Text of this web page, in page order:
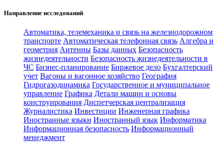
Направление исследований
Автоматика, телемеханика и связь на железнодорожном
транспорте Автоматическая телефонная связь Алгебра и
геометрия Антенны Базы данных Безопасность
жизнедеятельности Безопасность жизнедеятельности в
ЧС Бизнес-планирование Биржевое дело Бухгалтерский
учет Вагоны и вагонное хозяйство География
Гидрогазодинамика Государственное и муниципальное
управление Графика Детали машин и основы
конструирования Диспетчерская централизация
Журналистика Инвестиции Инженерная графика
Иностранные языки Иностранный язык Информатика
Информационная безопасность Информационный
менеджмент